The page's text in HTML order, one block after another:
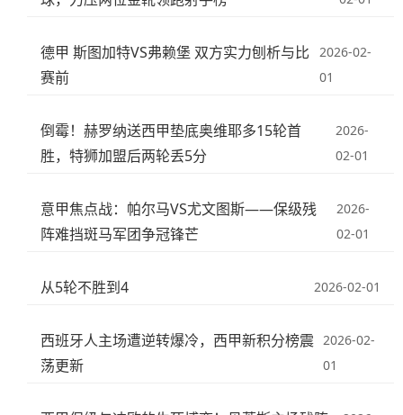
德甲 斯图加特VS弗赖堡 双方实力刨析与比
赛前
2026-02-
01
倒霉！赫罗纳送西甲垫底奥维耶多15轮首
胜，特狮加盟后两轮丢5分
2026-
02-01
意甲焦点战：帕尔马VS尤文图斯——保级残
阵难挡斑马军团争冠锋芒
2026-
02-01
从5轮不胜到4 2026-02-01
西班牙人主场遭逆转爆冷，西甲新积分榜震
荡更新
2026-02-
01